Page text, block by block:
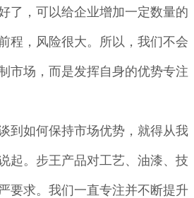
了，可以给企业增加一定数量的
程，风险很大。所以，我们不会
市场，而是发挥自身的优势专注
到如何保持市场优势，就得从我
起。步王产品对工艺、油漆、技
要求。我们一直专注并不断提升